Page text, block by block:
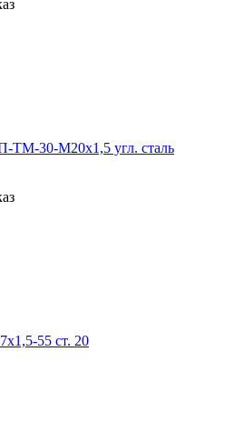
ТМ-30-M20x1,5 угл. сталь
55 ст. 20